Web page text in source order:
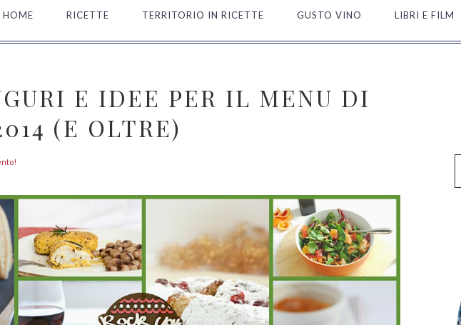
HOME RICETTE TERRITORIO IN RICETTE GUSTO VINO LIBRI E FILM
E IDEE PER IL MENU DI
(E OLTRE)